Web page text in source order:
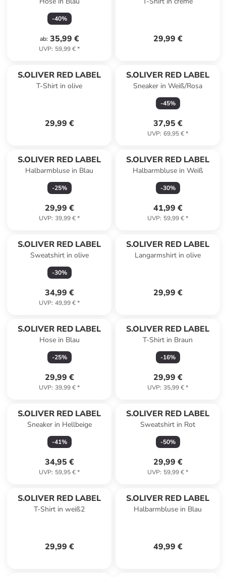
-40%
ab: 35,99 €
UVP: 59,99 €*
29,99 €
S.OLIVER RED LABEL
T-Shirt in olive
29,99 €
S.OLIVER RED LABEL
Sneaker in Weiß/Rosa
-45%
37,95 €
UVP: 69,95 €*
S.OLIVER RED LABEL
Halbarmbluse in Blau
-25%
29,99 €
UVP: 39,99 €*
S.OLIVER RED LABEL
Halbarmbluse in Weiß
-30%
41,99 €
UVP: 59,99 €*
S.OLIVER RED LABEL
Sweatshirt in olive
-30%
34,99 €
UVP: 49,99 €*
S.OLIVER RED LABEL
Langarmshirt in olive
29,99 €
S.OLIVER RED LABEL
Hose in Blau
-25%
29,99 €
UVP: 39,99 €*
S.OLIVER RED LABEL
T-Shirt in Braun
-16%
29,99 €
UVP: 35,99 €*
S.OLIVER RED LABEL
Sneaker in Hellbeige
-41%
34,95 €
UVP: 59,95 €*
S.OLIVER RED LABEL
Sweatshirt in Rot
-50%
29,99 €
UVP: 59,99 €*
S.OLIVER RED LABEL
T-Shirt in weiß2
29,99 €
S.OLIVER RED LABEL
Halbarmbluse in Blau
49,99 €